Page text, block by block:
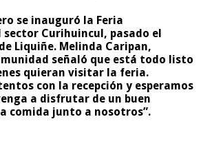
se inauguró la Feria
Curihuincul, pasado el
Liquiñe. Melinda Caripan,
señaló que está todo listo
quieran visitar la feria.
con la recepción y esperamos
a disfrutar de un buen
comida junto a nosotros”.